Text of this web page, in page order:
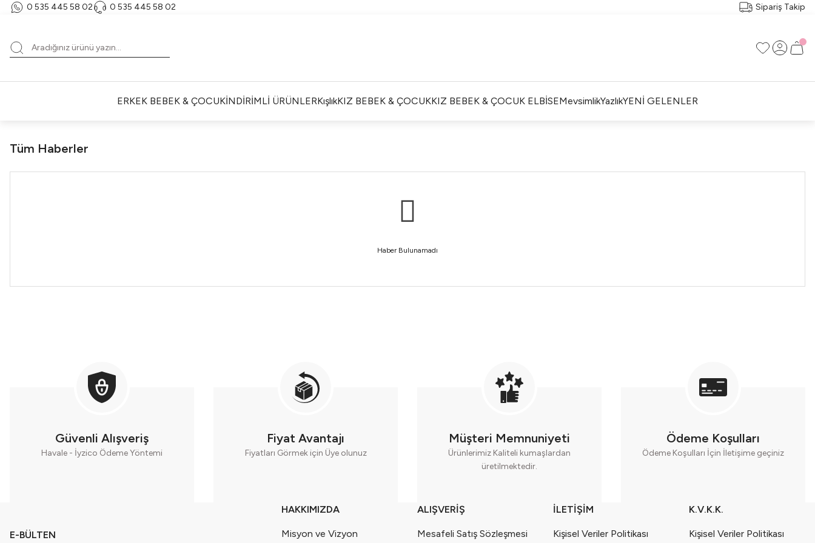
0 535 445 58 02‬ ‪0 535 445 58 02‬
Satışlarımız Toptandır !. Minumum 20 Seridir !. Toptan
Sipariş Takip
ERKEK BEBEK & ÇOCUKİNDİRİMLİ ÜRÜNLERKışlıkKIZ BEBEK & ÇOCUKKIZ BEBEK & ÇOCUK ELBİSEMevsimlikYazlıkYENİ GELENLER
Tüm Haberler
Haber Bulunamadı
Güvenli Alışveriş
Havale - İyzico Ödeme Yöntemi
Fiyat Avantajı
Fiyatları Görmek için Üye olunuz
Müşteri Memnuniyeti
Ürünlerimiz Kaliteli kumaşlardan
üretilmektedir.
Ödeme Koşulları
Ödeme Koşulları İçin İletişime geçiniz
E-BÜLTEN
HAKKIMIZDA
Misyon ve Vizyon
ALIŞVERİŞ
Mesafeli Satış Sözleşmesi
İLETİŞİM
Kişisel Veriler Politikası
K.V.K.K.
Kişisel Veriler Politikası